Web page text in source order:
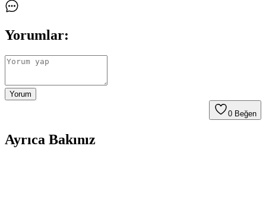
Yorumlar:
Yorum
0 Beğen
Ayrıca Bakınız